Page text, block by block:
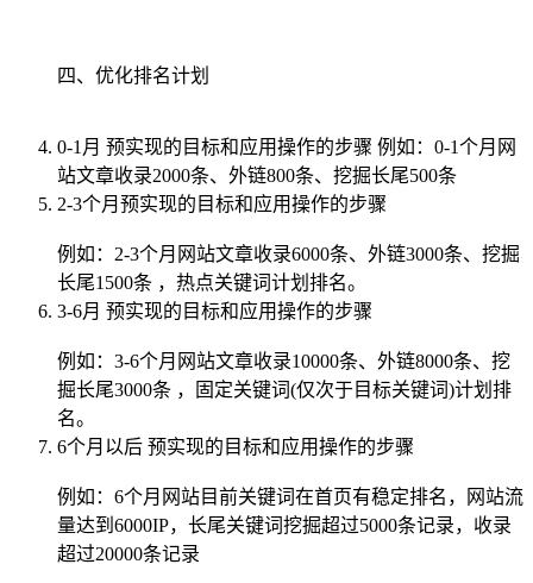
四、优化排名计划
0-1月 预实现的目标和应用操作的步骤 例如：0-1个月网
站文章收录2000条、外链800条、挖掘长尾500条
2-3个月预实现的目标和应用操作的步骤
例如：2-3个月网站文章收录6000条、外链3000条、挖掘
长尾1500条 ，热点关键词计划排名。
3-6月 预实现的目标和应用操作的步骤
例如：3-6个月网站文章收录10000条、外链8000条、挖
掘长尾3000条 ，固定关键词(仅次于目标关键词)计划排
名。
6个月以后 预实现的目标和应用操作的步骤
例如：6个月网站目前关键词在首页有稳定排名，网站流
量达到6000IP，长尾关键词挖掘超过5000条记录，收录
超过20000条记录